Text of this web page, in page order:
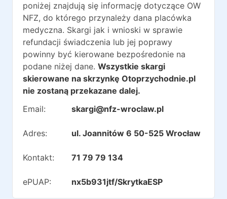
poniżej znajdują się informację dotyczące OW
NFZ, do którego przynależy dana placówka
medyczna. Skargi jak i wnioski w sprawie
refundacji świadczenia lub jej poprawy
powinny być kierowane bezpośredonie na
podane niżej dane. Wszystkie skargi
skierowane na skrzynkę Otoprzychodnie.pl
nie zostaną przekazane dalej.
Email:
skargi@nfz-wroclaw.pl
Adres: ul. Joannitów 6 50-525 Wrocław
Kontakt: 71 79 79 134
ePUAP: nx5b931jtf/SkrytkaESP